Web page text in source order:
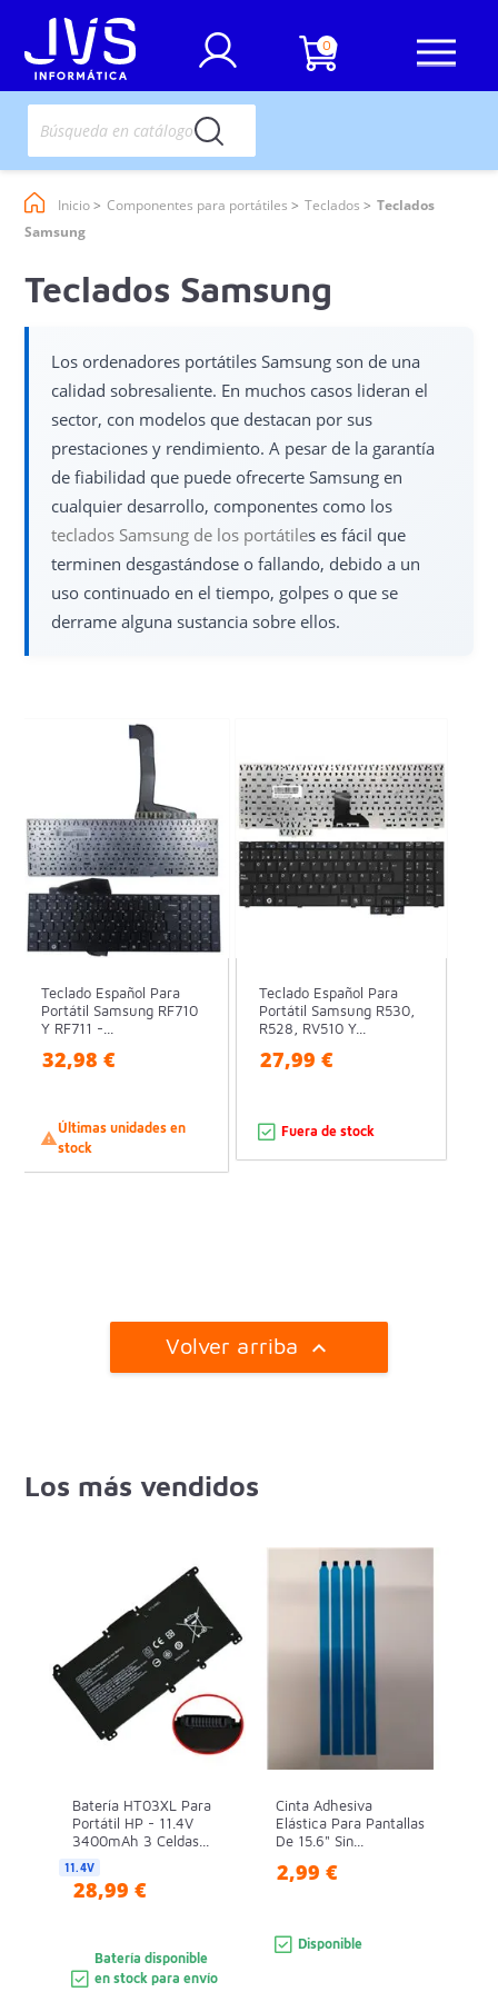
0
Inicio Componentes para portátiles Teclados
Teclados
Samsung
Teclados Samsung
Los ordenadores portátiles Samsung son de una
calidad sobresaliente. En muchos casos lideran el
sector, con modelos que destacan por sus
prestaciones y rendimiento. A pesar de la garantía
de fiabilidad que puede ofrecerte Samsung en
cualquier desarrollo, componentes como los
teclados Samsung de los portátiles es fácil que
terminen desgastándose o fallando, debido a un
uso continuado en el tiempo, golpes o que se
derrame alguna sustancia sobre ellos.
Teclado Español Para
Portátil Samsung RF710
Y RF711 -...
32,98 €

Últimas unidades en
stock
Teclado Español Para
Portátil Samsung R530,
R528, RV510 Y...
27,99 €
Fuera de stock
Volver arriba 
Los más vendidos
Batería HT03XL Para
Portátil HP - 11.4V
3400mAh 3 Celdas...
11.4V
28,99 €
Batería disponible
en stock para envío
Cinta Adhesiva
Elástica Para Pantallas
De 15.6" Sin...
2,99 €
Disponible